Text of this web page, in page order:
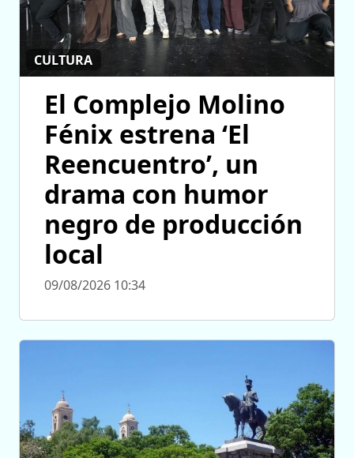
CULTURA
El Complejo Molino
Fénix estrena ‘El
Reencuentro’, un
drama con humor
negro de producción
local
09/08/2026 10:34